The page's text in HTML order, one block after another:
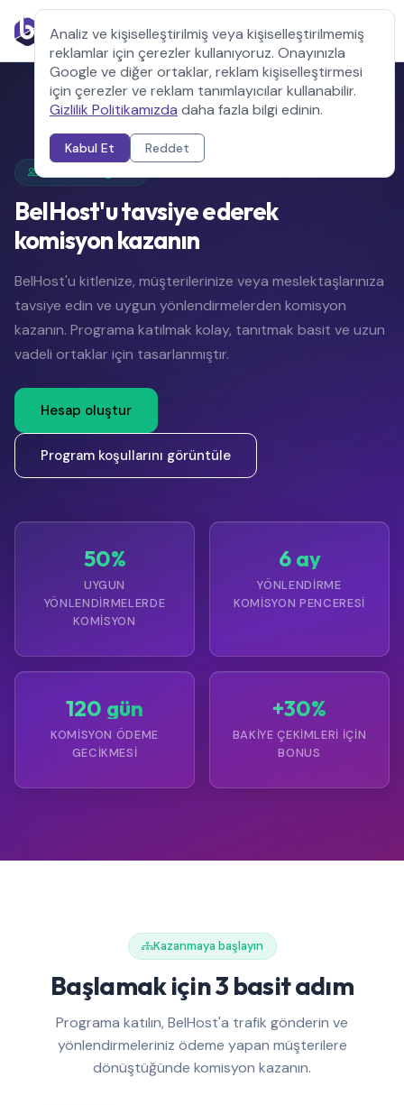
BelHost'u tavsiye ederek
komisyon kazanın
BelHost'u kitlenize, müşterilerinize veya meslektaşlarınıza
tavsiye edin ve uygun yönlendirmelerden komisyon
kazanın. Programa katılmak kolay, tanıtmak basit ve uzun
vadeli ortaklar için tasarlanmıştır.
Hesap oluştur
Program koşullarını görüntüle
50%
UYGUN
YÖNLENDIRMELERDE
KOMISYON
6 ay
YÖNLENDIRME
KOMISYON PENCERESI
120 gün
KOMISYON ÖDEME
GECIKMESI
+30%
BAKIYE ÇEKIMLERI IÇIN
BONUS
Kazanmaya başlayın
Başlamak için 3 basit adım
Programa katılın, BelHost'a trafik gönderin ve
yönlendirmeleriniz ödeme yapan müşterilere
dönüştüğünde komisyon kazanın.
Analiz ve kişiselleştirilmiş veya kişiselleştirilmemiş
reklamlar için çerezler kullanıyoruz. Onayınızla
Google ve diğer ortaklar, reklam kişiselleştirmesi
için çerezler ve reklam tanımlayıcılar kullanabilir.
Gizlilik Politikamızda daha fazla bilgi edinin.
Kabul Et Reddet